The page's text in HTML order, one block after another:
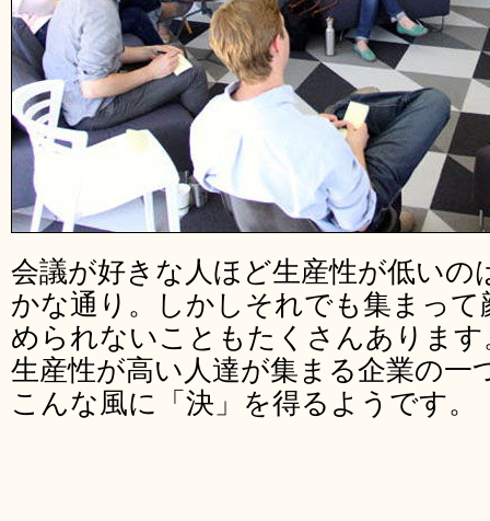
会議が好きな人ほど生産性が低いの
かな通り。しかしそれでも集まっ
められないこともたくさんありま
生産性が高い人達が集まる企業の一
こんな風に「決」を得るようです。